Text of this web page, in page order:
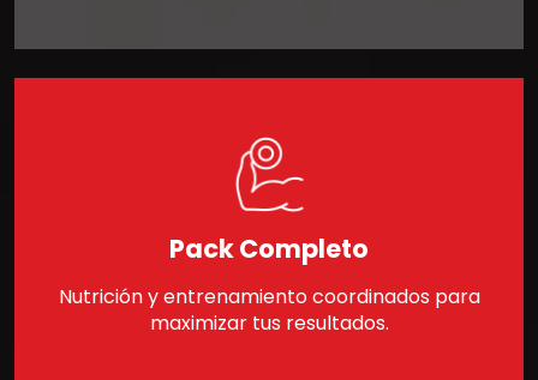
Pack Completo
Nutrición y entrenamiento coordinados para
maximizar tus resultados.